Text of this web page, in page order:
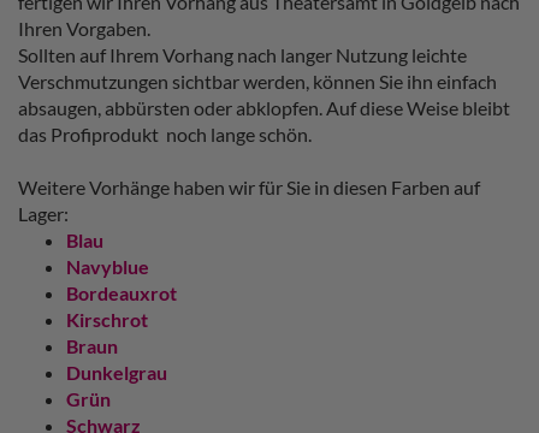
Ihren Vorgaben.
Sollten auf Ihrem Vorhang nach langer Nutzung leichte
Verschmutzungen sichtbar werden, können Sie ihn einfach
absaugen, abbürsten oder abklopfen. Auf diese Weise bleibt
das Profiprodukt noch lange schön.
Weitere Vorhänge haben wir für Sie in diesen Farben auf
Lager:
Blau
Navyblue
Bordeauxrot
Kirschrot
Braun
Dunkelgrau
Grün
Schwarz